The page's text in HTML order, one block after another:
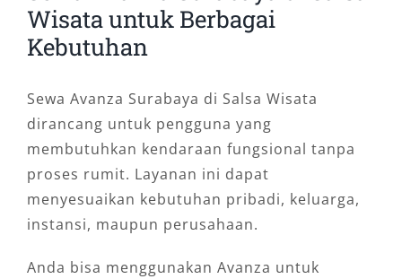
Wisata untuk Berbagai
Kebutuhan
Sewa Avanza Surabaya di Salsa Wisata
dirancang untuk pengguna yang
membutuhkan kendaraan fungsional tanpa
proses rumit. Layanan ini dapat
menyesuaikan kebutuhan pribadi, keluarga,
instansi, maupun perusahaan.
Anda bisa menggunakan Avanza untuk